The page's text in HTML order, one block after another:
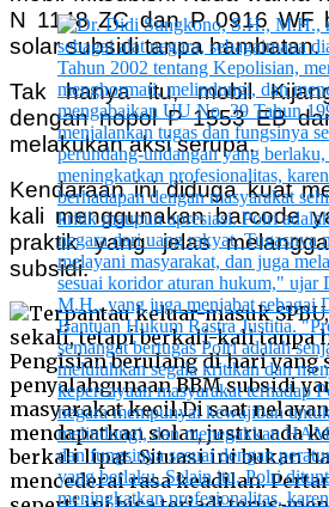
N 1148 ZC dan P 0916 WF
solar subsidi tanpa hambatan.
Tak hanya itu, mobil
dengan nopol P 1553 EB
melakukan aksi serupa.
Kendaraan ini diduga kuat
kali menggunakan barcode
praktik yang jelas
subsidi.